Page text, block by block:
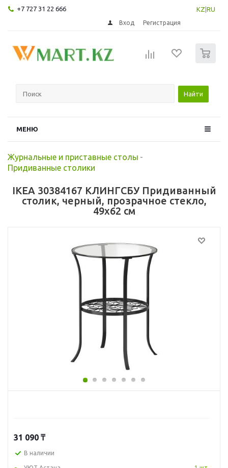
+7 727 31 22 666 KZ RU
Вход Регистрация
Найти
МЕНЮ
Журнальные и приставные столы -
Придиванные столики
IKEA 30384167 КЛИНГСБУ Придиванный
столик, черный, прозрачное стекло,
49x62 см
31 090 ₸
В наличии